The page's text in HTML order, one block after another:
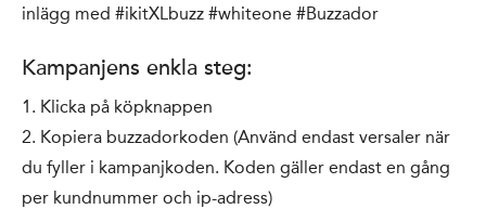
inlägg med #ikitXLbuzz #whiteone #Buzzador
Kampanjens enkla steg:
1. Klicka på köpknappen
2. Kopiera buzzadorkoden (Använd endast versaler när
du fyller i kampanjkoden. Koden gäller endast en gång
per kundnummer och ip-adress)